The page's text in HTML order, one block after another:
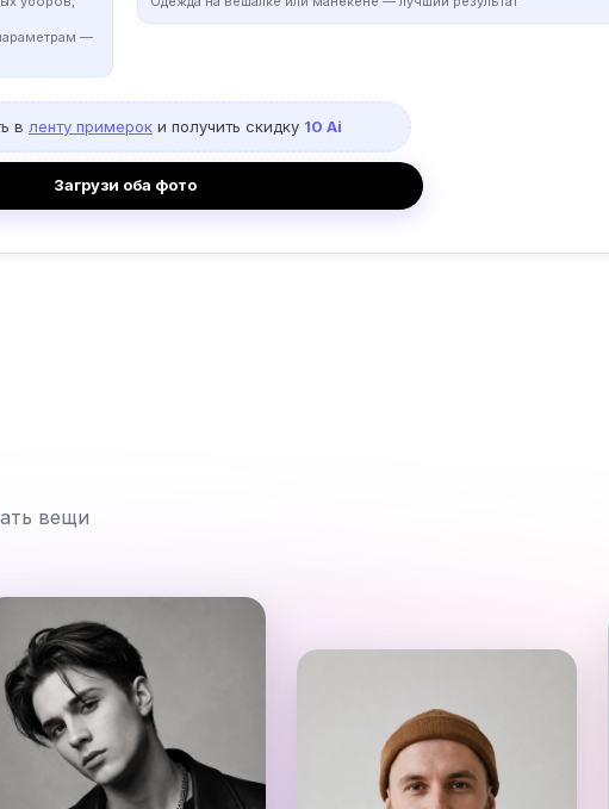
—
в ленту примерок и получить скидку 10 Ai
Загрузи оба фото
вещи